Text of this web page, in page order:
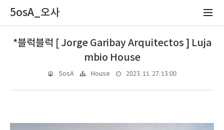
5osA_오사
*블럭블럭 [ Jorge Garibay Arquitectos ] Luja
mbio House
5osA House 2023. 11. 27. 13:00